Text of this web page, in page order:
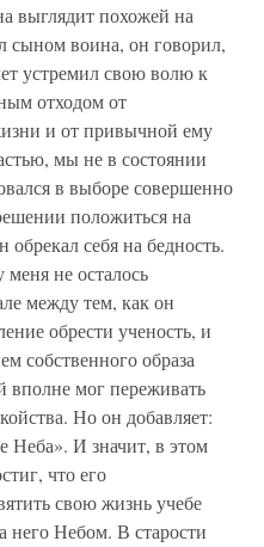
выглядит похожей на
воина, он говорил,
устремил свою волю к
отходом от
и от привычной ему
мы не в состоянии
в выборе совершенно
положиться на
себя на бедность.
не осталось
между тем, как он
обрести ученость, и
собственного образа
мог переживать
Но он добавляет:
Неба». И значит, в этом
что его
свою жизнь учебе
него Небом. В старости